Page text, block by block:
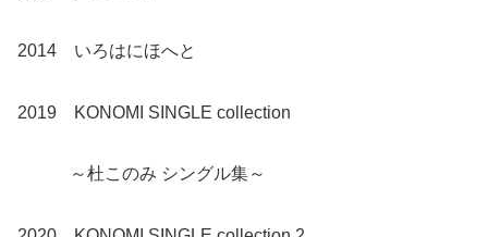
2014 いろはにほへと
2019 KONOMI SINGLE collection
～杜このみ シングル集～